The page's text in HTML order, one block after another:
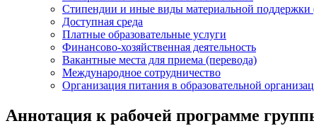
Стипендии и иные виды материальной
Доступная среда
Платные образовательные услуги
Финансово-хозяйственная деятельность
Вакантные места для приема (перевода)
Международное сотрудничество
Организация питания в образовательной
Аннотация к рабочей программе